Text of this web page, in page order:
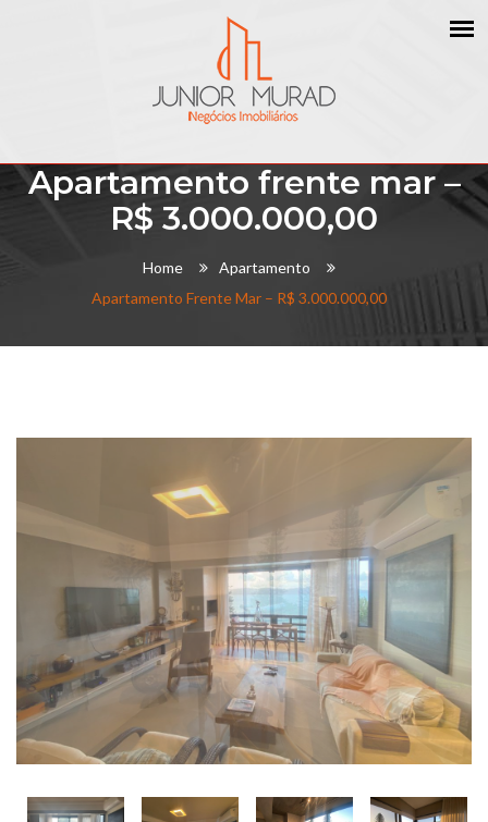
Apartamento frente mar –
R$ 3.000.000,00
Home
Apartamento
Apartamento Frente Mar – R$ 3.000.000,00